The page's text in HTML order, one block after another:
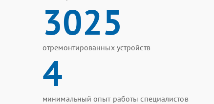
3025
отремонтированных устройств
4
минимальный опыт работы специалистов